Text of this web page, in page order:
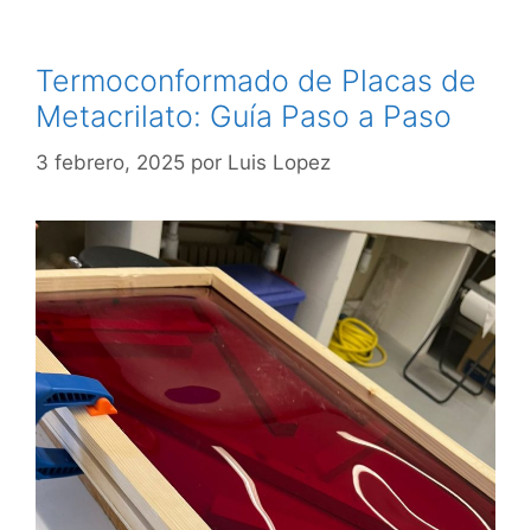
Termoconformado de Placas de
Metacrilato: Guía Paso a Paso
3 febrero, 2025 por Luis Lopez